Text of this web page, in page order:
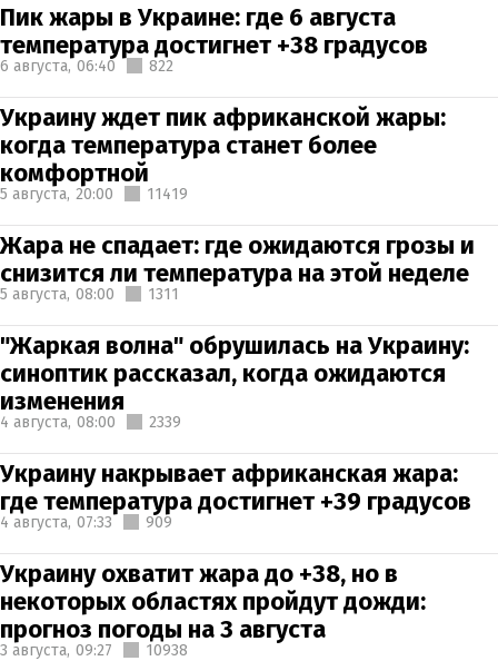
Пик жары в Украине: где 6 августа
температура достигнет +38 градусов
6 августа, 06:40 822
Украину ждет пик африканской жары:
когда температура станет более
комфортной
5 августа, 20:00 11419
Жара не спадает: где ожидаются грозы и
снизится ли температура на этой неделе
5 августа, 08:00 1311
"Жаркая волна" обрушилась на Украину:
синоптик рассказал, когда ожидаются
изменения
4 августа, 08:00 2339
Украину накрывает африканская жара:
где температура достигнет +39 градусов
4 августа, 07:33 909
Украину охватит жара до +38, но в
некоторых областях пройдут дожди:
прогноз погоды на 3 августа
3 августа, 09:27 10938